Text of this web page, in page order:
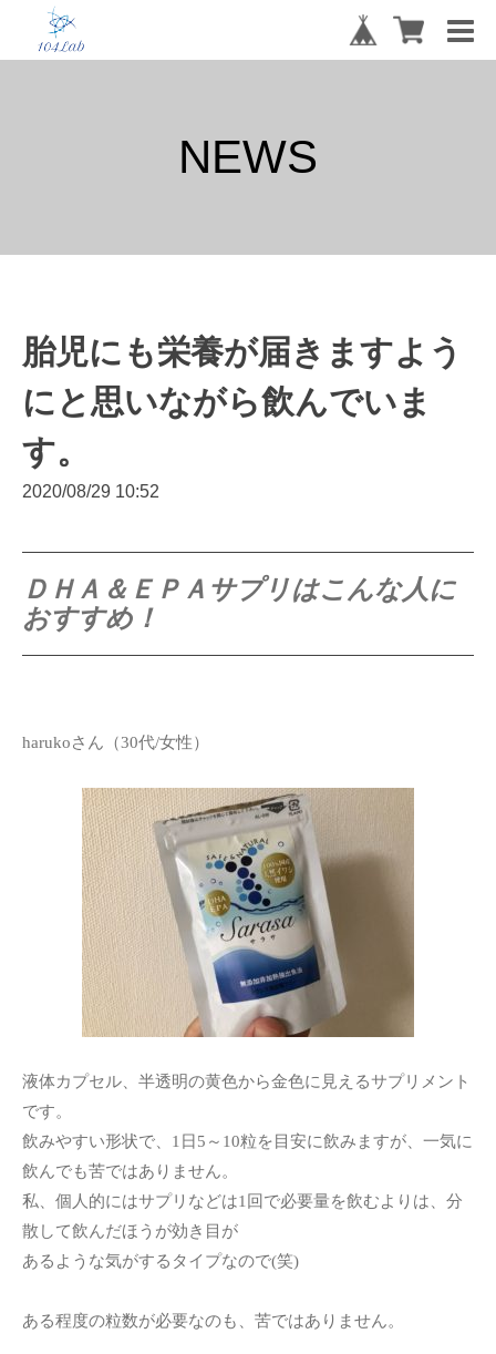
NEWS
胎児にも栄養が届きますよう
にと思いながら飲んでいま
す。
2020/08/29 10:52
ＤＨＡ＆ＥＰＡサプリはこんな人に
おすすめ！
harukoさん（30代/女性）
液体カプセル、半透明の黄色から金色に見えるサプリメント
です。
飲みやすい形状で、1日5～10粒を目安に飲みますが、一気に
飲んでも苦ではありません。
私、個人的にはサプリなどは1回で必要量を飲むよりは、分
散して飲んだほうが効き目が
あるような気がするタイプなので(笑)
ある程度の粒数が必要なのも、苦ではありません。